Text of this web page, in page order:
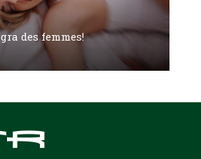
des femmes!